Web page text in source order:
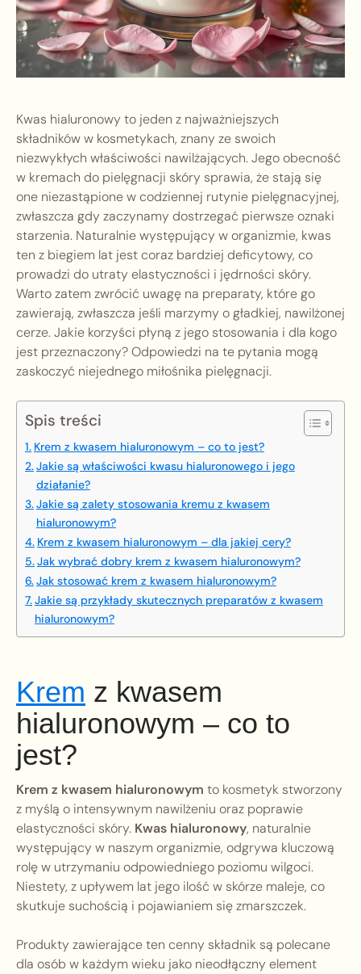
Kwas hialuronowy to jeden z najważniejszych
składników w kosmetykach, znany ze swoich
niezwykłych właściwości nawilżających. Jego obecność
w kremach do pielęgnacji skóry sprawia, że stają się
one niezastąpione w codziennej rutynie pielęgnacyjnej,
zwłaszcza gdy zaczynamy dostrzegać pierwsze oznaki
starzenia. Naturalnie występujący w organizmie, kwas
ten z biegiem lat jest coraz bardziej deficytowy, co
prowadzi do utraty elastyczności i jędrności skóry.
Warto zatem zwrócić uwagę na preparaty, które go
zawierają, zwłaszcza jeśli marzymy o gładkiej, nawilżonej
cerze. Jakie korzyści płyną z jego stosowania i dla kogo
jest przeznaczony? Odpowiedzi na te pytania mogą
zaskoczyć niejednego miłośnika pielęgnacji.
Spis treści
Krem z kwasem hialuronowym – co to jest?
Jakie są właściwości kwasu hialuronowego i jego
działanie?
Jakie są zalety stosowania kremu z kwasem
hialuronowym?
Krem z kwasem hialuronowym – dla jakiej cery?
Jak wybrać dobry krem z kwasem hialuronowym?
Jak stosować krem z kwasem hialuronowym?
Jakie są przykłady skutecznych preparatów z kwasem
hialuronowym?
Krem z kwasem
hialuronowym – co to
jest?
Krem z kwasem hialuronowym to kosmetyk stworzony
z myślą o intensywnym nawilżeniu oraz poprawie
elastyczności skóry. Kwas hialuronowy, naturalnie
występujący w naszym organizmie, odgrywa kluczową
rolę w utrzymaniu odpowiedniego poziomu wilgoci.
Niestety, z upływem lat jego ilość w skórze maleje, co
skutkuje suchością i pojawianiem się zmarszczek.
Produkty zawierające ten cenny składnik są polecane
dla osób w każdym wieku jako nieodłączny element